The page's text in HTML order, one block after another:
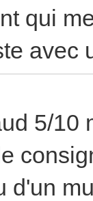
qui
avec
5/10
d'un